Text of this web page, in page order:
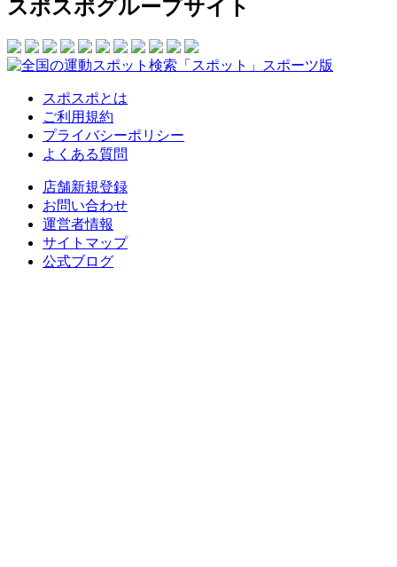
スポスポグループサイト
スポスポとは
ご利用規約
プライバシーポリシー
よくある質問
店舗新規登録
お問い合わせ
運営者情報
サイトマップ
公式ブログ